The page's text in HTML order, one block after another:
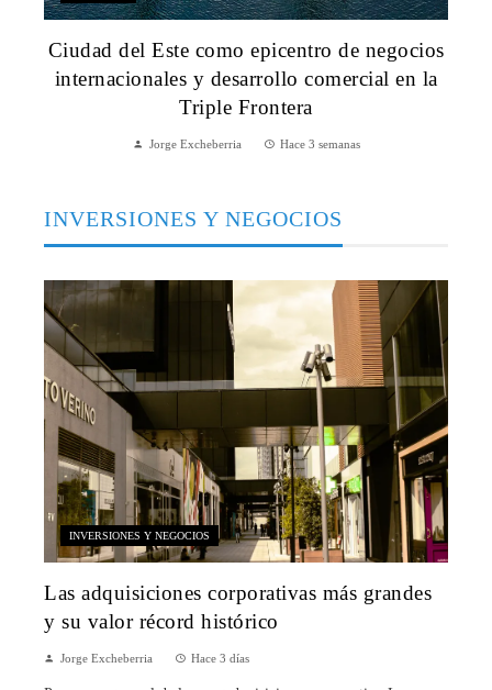
Ciudad del Este como epicentro de negocios
internacionales y desarrollo comercial en la
Triple Frontera
Jorge Excheberria Hace 3 semanas
INVERSIONES Y NEGOCIOS
INVERSIONES Y NEGOCIOS
Las adquisiciones corporativas más grandes
y su valor récord histórico
Jorge Excheberria Hace 3 días